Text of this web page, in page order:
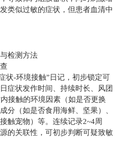
类似过敏的症状，但患者血清中
检测方法
状-环境接触”日记，初步锁定可
症状发作时间、持续时长、风团
接触的环境因素（如是否更换
分（如是否食用海鲜、坚果）、
触宠物）等。连续记录2~4周
的关联性，可初步判断可疑致敏